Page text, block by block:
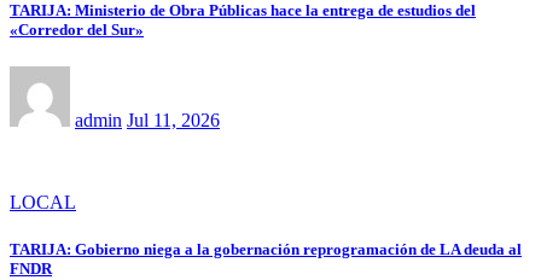
TARIJA: Ministerio de Obra Públicas hace la entrega de estudios del
«Corredor del Sur»
admin Jul 11, 2026
LOCAL
TARIJA: Gobierno niega a la gobernación reprogramación de LA deuda al
FNDR